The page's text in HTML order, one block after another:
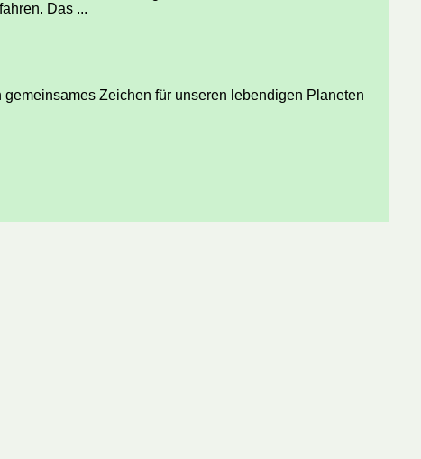
Das ...
Zeichen für unseren lebendigen Planeten